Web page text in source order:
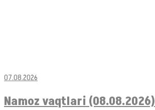
07.08.2026
Namoz vaqtlari (08.08.2026)